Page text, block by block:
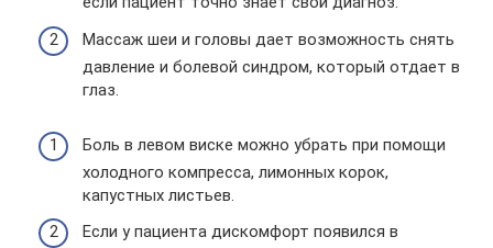
Массаж шеи и головы дает возможность снять
давление и болевой синдром, который отдает в
глаз.
Боль в левом виске можно убрать при помощи
холодного компресса, лимонных корок,
капустных листьев.
Если у пациента дискомфорт появился в